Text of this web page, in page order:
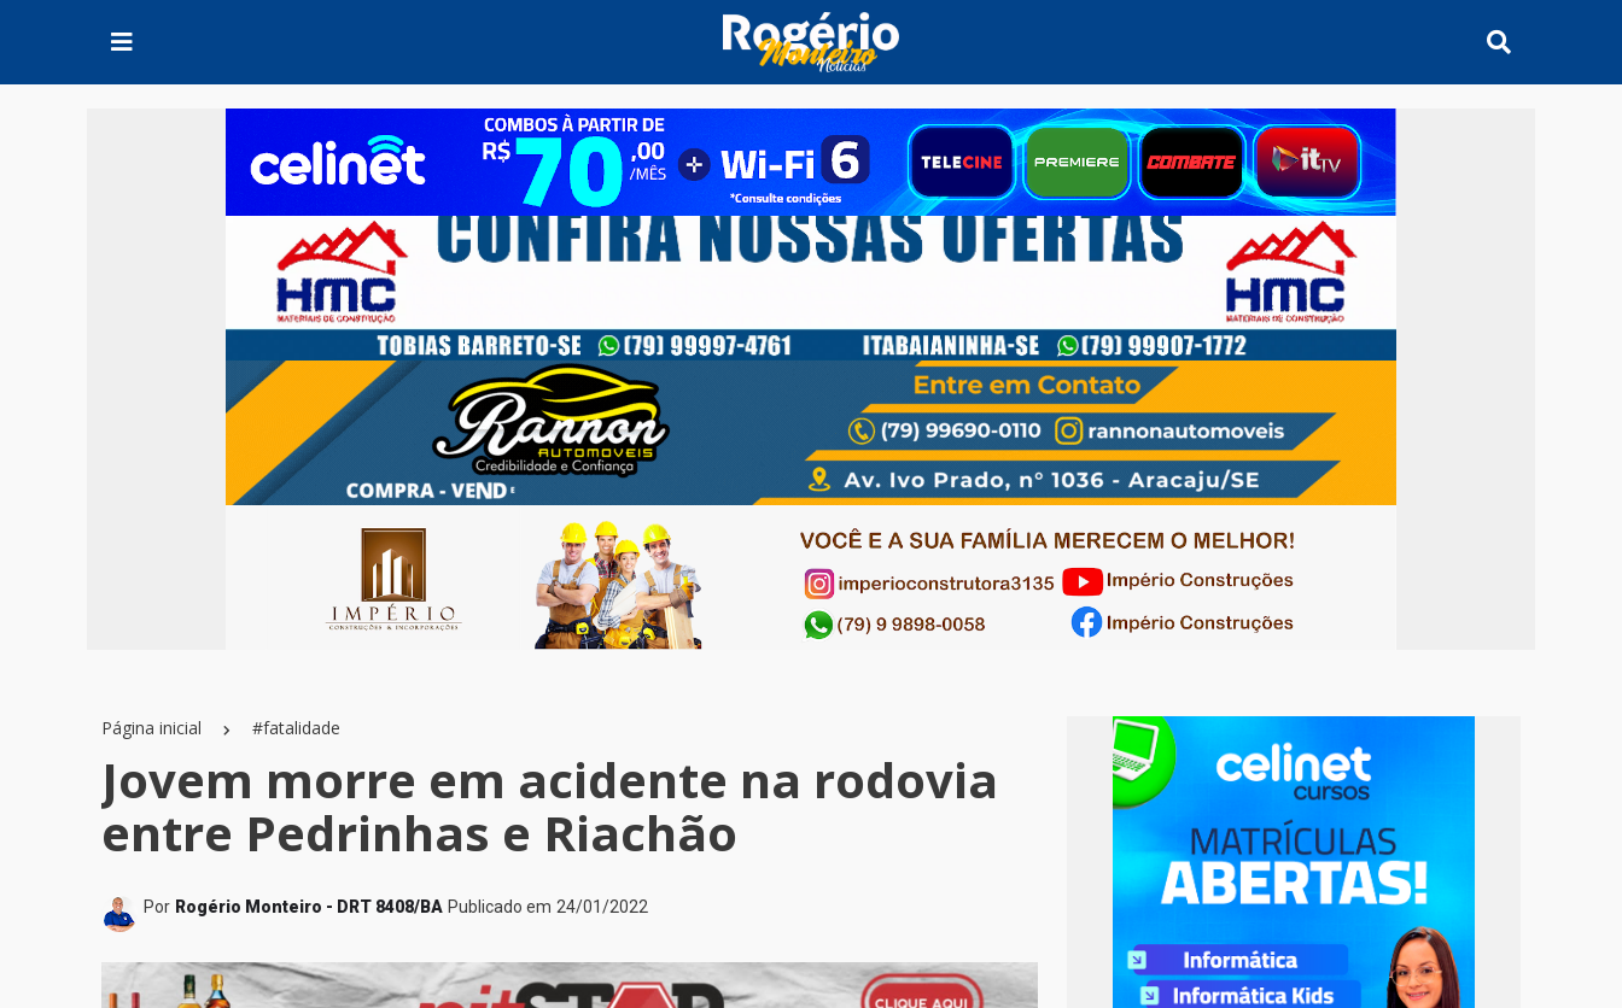
Página inicial #fatalidade
Jovem morre em acidente na rodovia
entre Pedrinhas e Riachão
Por Rogério Monteiro - DRT 8408/BA Publicado em 24/01/2022